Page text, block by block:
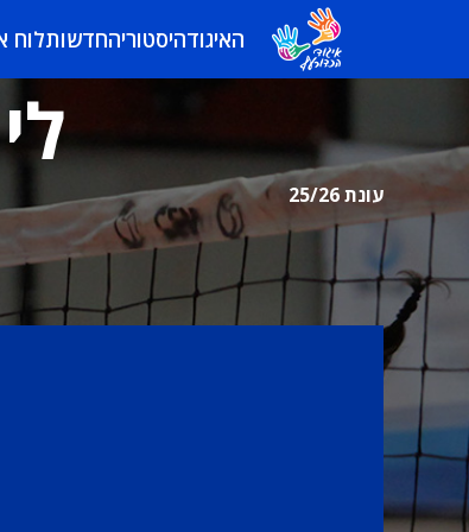
האיגודהיסטוריהחדשותלוח
עונת 25/26